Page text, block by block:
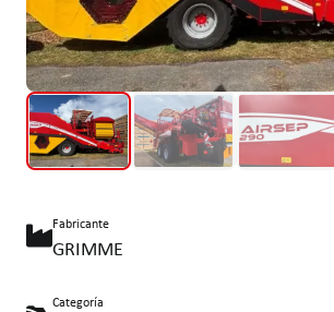
Fabricante
GRIMME
Categoría